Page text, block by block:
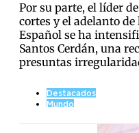
Por su parte, el líder
cortes y el adelanto
Español se ha
Santos Cerdán, una
presuntas
Destacados
Mundo